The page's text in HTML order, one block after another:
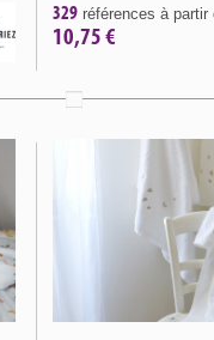
329 références à partir
10,75 €